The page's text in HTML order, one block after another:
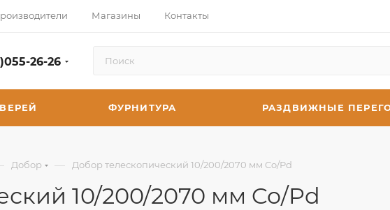
Магазины Контакты
26-26
ФУРНИТУРА РАЗДВИЖНЫЕ
Добор — Добор телескопический 10/200/2070 мм Co/Pd
10/200/2070 мм Co/Pd